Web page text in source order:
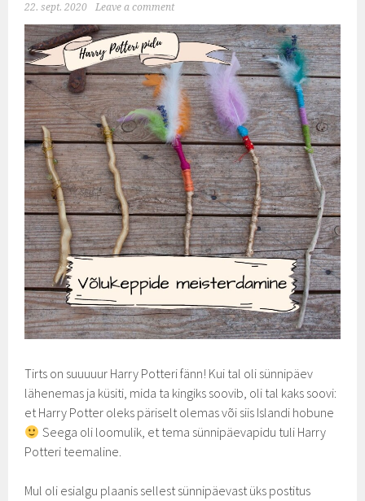
22. sept. 2020 Leave a comment
Tirts on suuuuur Harry Potteri fänn! Kui tal oli sünnipäev
lähenemas ja küsiti, mida ta kingiks soovib, oli tal kaks soovi:
et Harry Potter oleks päriselt olemas või siis Islandi hobune
Seega oli loomulik, et tema sünnipäevapidu tuli Harry
Potteri teemaline.
Mul oli esialgu plaanis sellest sünnipäevast üks postitus